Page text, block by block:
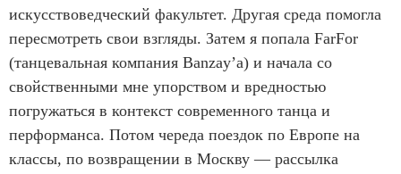
искусствоведческий факультет. Другая среда помогла
пересмотреть свои взгляды. Затем я попала FarFor
(танцевальная компания Banzay’а) и начала со
свойственными мне упорством и вредностью
погружаться в контекст современного танца и
перформанса. Потом череда поездок по Европе на
классы, по возвращении в Москву — рассылка